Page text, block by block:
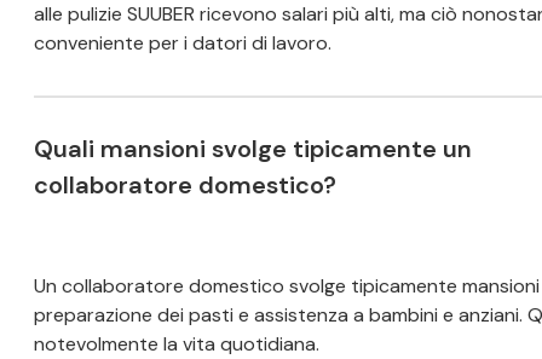
alle pulizie SUUBER ricevono salari più alti, ma ciò
conveniente per i datori di lavoro.
Quali mansioni svolge tipicamente un
collaboratore domestico?
Un collaboratore domestico svolge tipicamente
preparazione dei pasti e assistenza a bambini e anziani.
notevolmente la vita quotidiana.